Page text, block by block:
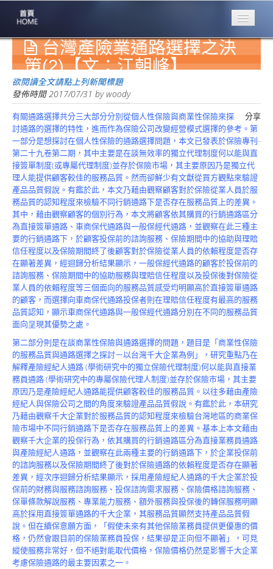
專業豐林
Professional
保險大家談
1386集
台灣商業保險
第一品牌
關於豐林
About
服務項目
Service
火災保額
估算系統
商品簡介
Product
台灣產險業通路選擇之決
策(2)【文：江朝峰】
欲閱讀全文請點上列新聞標題
發佈時間2017/07/31 bywoody
分享
有關通路選擇共分三大部分分別從個人性保險與商業性保險來探
討通路的選擇的特性，進而作為保險公司改變經營模式選擇的參考。第
一部分是想探討在個人性保險的通路選擇問題，本文已發表於保險專刊-
第二十九卷第二期，其中主要是在談無效率的獨立代理制度何以能與直
接簽單制度(或專屬代理制度)並存於保險市場，其主要原因乃是獨立代
理人能提供顧客較佳的服務品質。然而卻鮮少有文獻從買方觀點來驗證
產品品質假說。有鑑於此，本文乃藉由觀察顧客對於保險從業人員於服
務品質的認知程度來檢驗不同行銷通路下是否存在服務品質上的差異。
其中，藉由觀察顧客的個別行為，本文將顧客依其購買的行銷通路區分
為直接簽單通路、車商保代通路與一般保經代通路，並觀察在此三種主
要的行銷通路下，於顧客投保前的諮詢服務、保險期間中的協助與理賠
信任程度以及保險期間終了後顧客對於保險從業人員的依賴程度是否存
在顯著差異，經迴歸分析結果顯示，一般保經代通路的顧客於投保前的
諮詢服務、保險期間中的協助服務與理賠信任程度以及投保後對保險從
業人員的依賴程度等三個面向的服務品質感受均明顯高於直接簽單通路
的顧客，而選擇向車商保代通路投保者則在理賠信任程度有最高的服務
品質認知，顯示車商保代通路與一般保經代通路分別在不同的服務品質
面向呈現其優勢之處。
第二部分則是在談商業性保險與通路選擇的問題，題目是「商業性保險
的服務品質與通路選擇之探討－以台灣千大企業為例」，研究重點乃在
解釋產險經紀人通路 (學術研究中的獨立保險代理制度)何以能與直接業
務員通路 (學術研究中的專屬保險代理人制度)並存於保險市場，其主要
原因乃是產險經紀人通路能提供顧客較佳的服務品質。以往多藉由產險
經紀人與保險公司之間的角度來驗證產品品質假說。有鑑於此，本研究
乃藉由觀察千大企業對於服務品質的認知程度來檢驗台灣地區的商業保
險市場中不同行銷通路下是否存在服務品質上的差異。基本上本文藉由
觀察千大企業的投保行為，依其購買的行銷通路區分為直接業務員通路
與產險經紀人通路，並觀察在此兩種主要的行銷通路下，於企業投保前
的諮詢服務以及保險期間終了後對於保險通路的依賴程度是否存在顯著
差異，經次序迴歸分析結果顯示，採用產險經紀人通路的千大企業於投
保前的財務與服務諮詢服務、投保諮詢需求服務、保險價格諮詢服務、
保單條款解說服務、專業能力服務、額外服務與投保後的轉保服務明顯
高於採用直接簽單通路的千大企業，其服務品質顯然支持產品品質假
說。但在續保意願方面，「假使未來有其他保險業務員提供更優惠的價
格，仍然會跟目前的保險業務員投保，結果卻是正向但不顯著」，可見
縱使服務非常好，但不絕對能取代價格，保險價格仍然是影響千大企業
考慮保險通路的最主要因素之一。